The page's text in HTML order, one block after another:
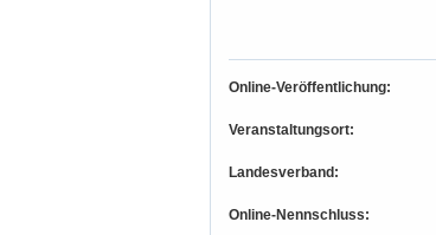
Online-Veröffentlichung:
Veranstaltungsort:
Landesverband:
Online-Nennschluss: